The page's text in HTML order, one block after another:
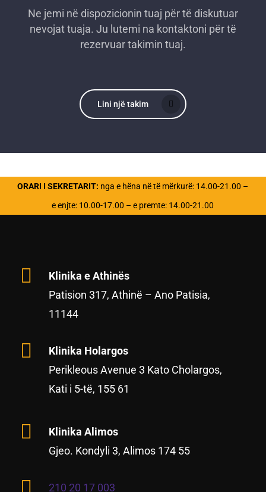
Ne jemi në dispozicionin tuaj për të diskutuar
nevojat tuaja. Ju lutemi na kontaktoni për të
rezervuar takimin tuaj.
Lini një takim
ORARI I SEKRETARIT: nga e hëna në të mërkurë: 14.00-21.00 –
e enjte: 10.00-17.00 – e premte: 14.00-21.00
Klinika e Athinës
Patision 317, Athinë – Ano Patisia,
11144
Klinika Holargos
Perikleous Avenue 3 Kato Cholargos,
Kati i 5-të, 155 61
Klinika Alimos
Gjeo. Kondyli 3, Alimos 174 55
210 20 17 003